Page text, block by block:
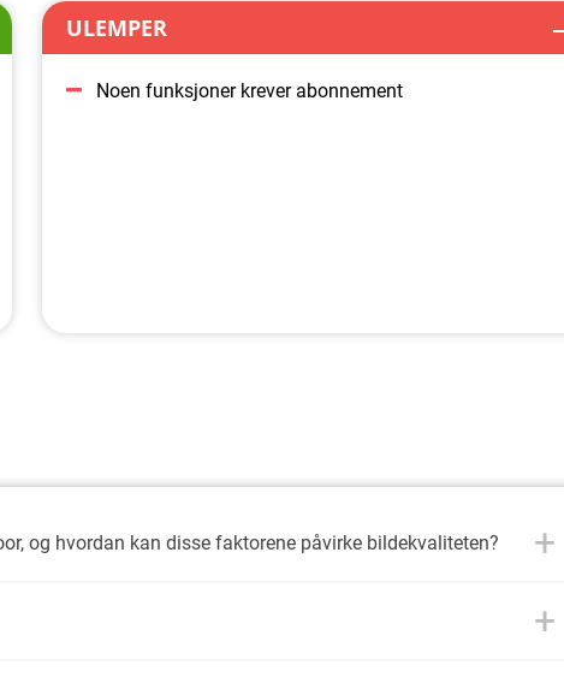
ULEMPER
Noen funksjoner krever abonnement
og hvordan kan disse faktorene påvirke bildekvaliteten?